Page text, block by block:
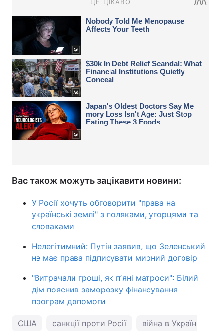
Вас також можуть зацікавити новини:
У Росії хочуть обговорити "права на
українські землі" з поляками, угорцями та
словаками
Нелегітимний: Путін заявив, що Зеленський
не має права підписувати мирний договір
"Витрачали гроші, як пʼяні матроси": Білий
дім пояснив заморозку фінансування
програм допомоги
США санкції проти Росії війна в Україні